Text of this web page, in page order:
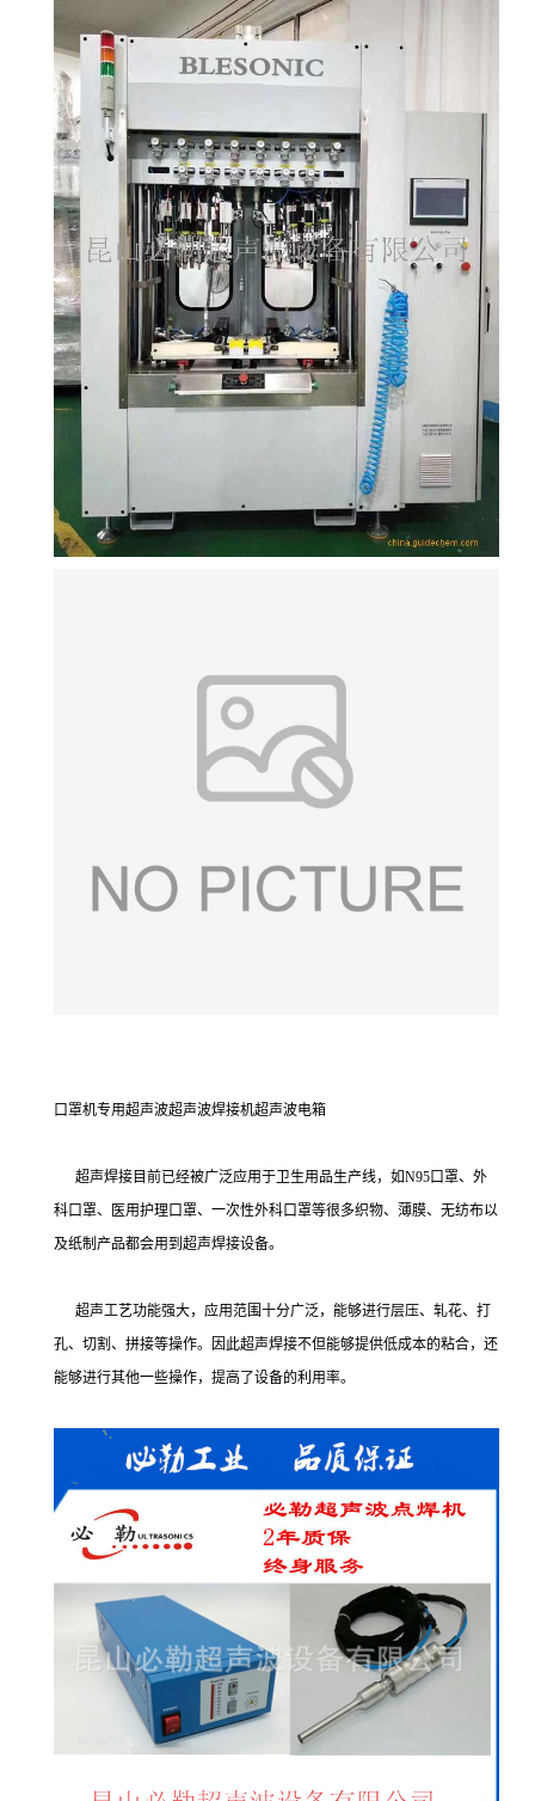
口罩机专用超声波超声波焊接机超声波电箱
超声焊接目前已经被广泛应用于卫生用品生产线，如N95口罩、外
科口罩、医用护理口罩、一次性外科口罩等很多织物、薄膜、无纺布以
及纸制产品都会用到超声焊接设备。
超声工艺功能强大，应用范围十分广泛，能够进行层压、轧花、打
孔、切割、拼接等操作。因此超声焊接不但能够提供低成本的粘合，还
能够进行其他一些操作，提高了设备的利用率。